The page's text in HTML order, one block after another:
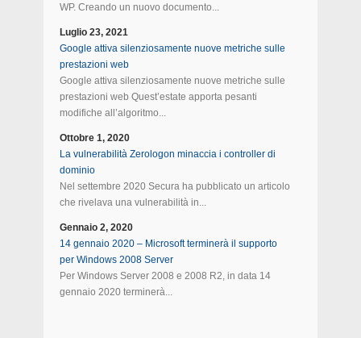
WP. Creando un nuovo documento...
Luglio 23, 2021
Google attiva silenziosamente nuove metriche sulle
prestazioni web
Google attiva silenziosamente nuove metriche sulle
prestazioni web Quest’estate apporta pesanti
modifiche all’algoritmo...
Ottobre 1, 2020
La vulnerabilità Zerologon minaccia i controller di
dominio
Nel settembre 2020 Secura ha pubblicato un articolo
che rivelava una vulnerabilità in...
Gennaio 2, 2020
14 gennaio 2020 – Microsoft terminerà il supporto
per Windows 2008 Server
Per Windows Server 2008 e 2008 R2, in data 14
gennaio 2020 terminerà...